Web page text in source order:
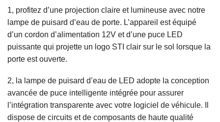
1, profitez d’une projection claire et lumineuse avec notre
lampe de puisard d’eau de porte. L’appareil est équipé
d’un cordon d’alimentation 12V et d’une puce LED
puissante qui projette un logo STI clair sur le sol lorsque la
porte est ouverte.
2, la lampe de puisard d’eau de LED adopte la conception
avancée de puce intelligente intégrée pour assurer
l’intégration transparente avec votre logiciel de véhicule. Il
dispose de circuits et de composants de haute qualité